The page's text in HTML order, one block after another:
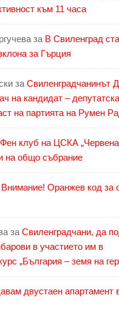
към 11 часа
за В Свиленград
за Гърция
за Свиленградчанинът
на кандидат –
на партията на Румен
Фен клуб на ЦСКА „Червена
на общо събрание
Внимание! Оранжев код за
за Свиленградчани, да
в участието им в
„България – земя на
двустаен апартамент